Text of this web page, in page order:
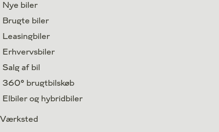
Nye biler
Brugte biler
Leasingbiler
Erhvervsbiler
Salg af bil
360° brugtbilskøb
Elbiler og hybridbiler
Værksted